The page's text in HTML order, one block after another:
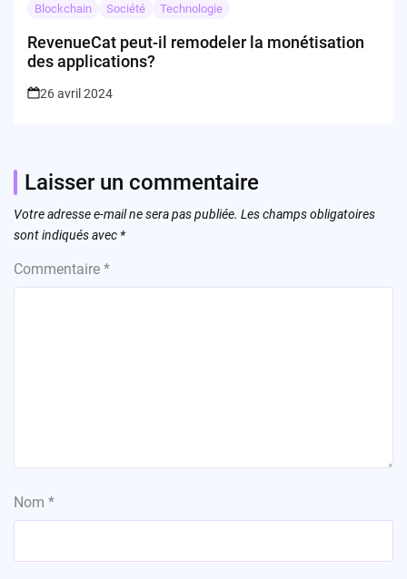
Blockchain Société Technologie
RevenueCat peut-il remodeler la monétisation
des applications?
26 avril 2024
Laisser un commentaire
Votre adresse e-mail ne sera pas publiée. Les champs obligatoires
sont indiqués avec *
Commentaire *
Nom *